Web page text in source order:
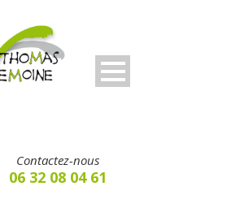
Contactez-nous
06 32 08 04 61